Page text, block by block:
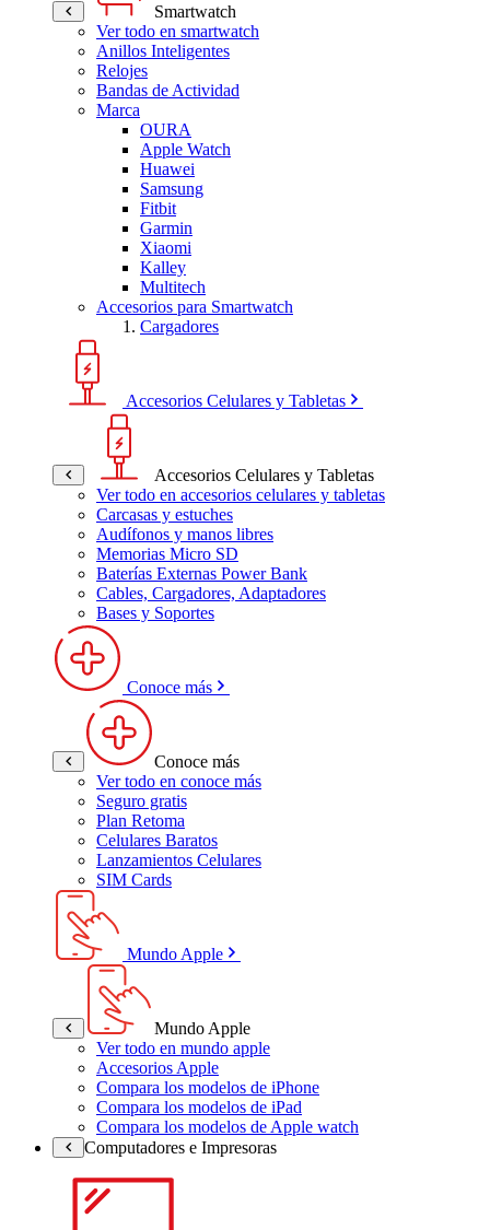
Smartwatch
Ver todo en smartwatch
Anillos Inteligentes
Relojes
Bandas de Actividad
Marca
OURA
Apple Watch
Huawei
Samsung
Fitbit
Garmin
Xiaomi
Kalley
Multitech
Accesorios para Smartwatch
Cargadores
Accesorios Celulares y Tabletas
Accesorios Celulares y Tabletas
Ver todo en accesorios celulares y tabletas
Carcasas y estuches
Audífonos y manos libres
Memorias Micro SD
Baterías Externas Power Bank
Cables, Cargadores, Adaptadores
Bases y Soportes
Conoce más
Conoce más
Ver todo en conoce más
Seguro gratis
Plan Retoma
Celulares Baratos
Lanzamientos Celulares
SIM Cards
Mundo Apple
Mundo Apple
Ver todo en mundo apple
Accesorios Apple
Compara los modelos de iPhone
Compara los modelos de iPad
Compara los modelos de Apple watch
Computadores e Impresoras